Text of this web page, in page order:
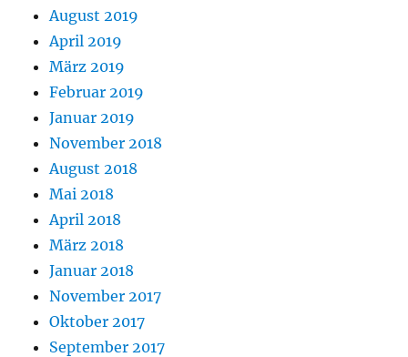
August 2019
April 2019
März 2019
Februar 2019
Januar 2019
November 2018
August 2018
Mai 2018
April 2018
März 2018
Januar 2018
November 2017
Oktober 2017
September 2017